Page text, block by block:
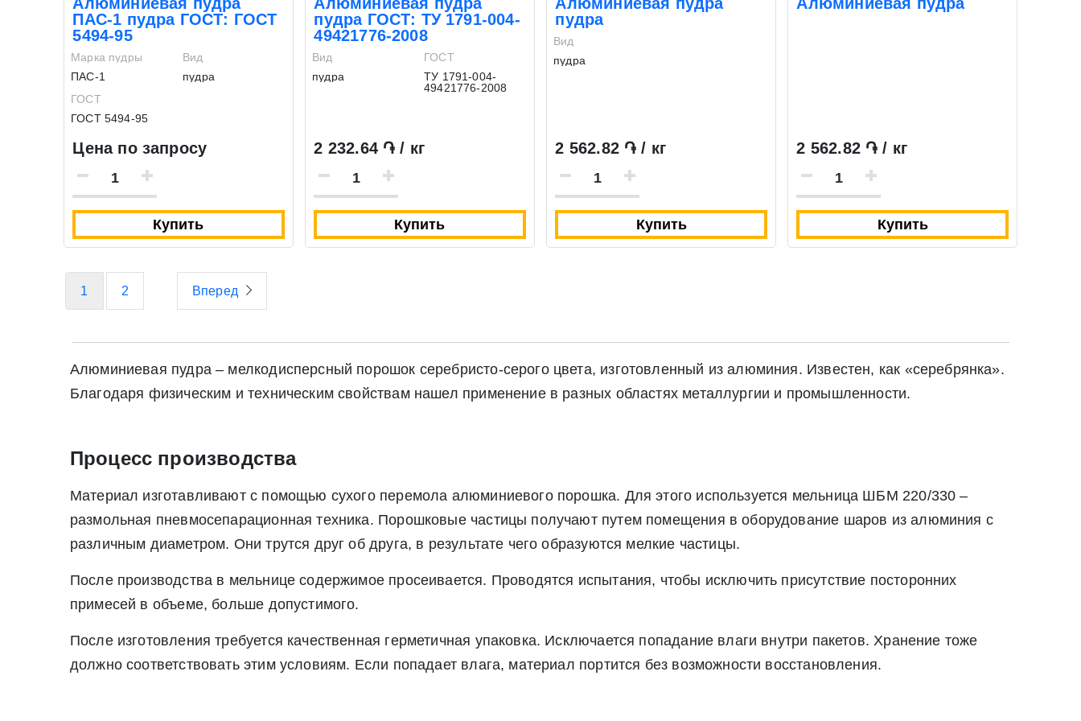
ПАС-1 пудра ГОСТ: ГОСТ
5494-95
Марка пудры
ПАС-1
Вид
пудра
ГОСТ
ГОСТ 5494-95
Цена по запросу
Купить
пудра ГОСТ: ТУ 1791-004-
49421776-2008
Вид
пудра
ГОСТ
ТУ 1791-004-
49421776-2008
2 232.64 ֏ / кг
Купить
пудра
Вид
пудра
2 562.82 ֏ / кг
Купить
2 562.82 ֏ / кг
Купить
1 2 Вперед
Алюминиевая пудра – мелкодисперсный порошок серебристо-серого цвета, изготовленный из алюминия. Известен, как «серебрянка».
Благодаря физическим и техническим свойствам нашел применение в разных областях металлургии и промышленности.
Процесс производства
Материал изготавливают с помощью сухого перемола алюминиевого порошка. Для этого используется мельница ШБМ 220/330 –
размольная пневмосепарационная техника. Порошковые частицы получают путем помещения в оборудование шаров из алюминия с
различным диаметром. Они трутся друг об друга, в результате чего образуются мелкие частицы.
После производства в мельнице содержимое просеивается. Проводятся испытания, чтобы исключить присутствие посторонних
примесей в объеме, больше допустимого.
После изготовления требуется качественная герметичная упаковка. Исключается попадание влаги внутри пакетов. Хранение тоже
должно соответствовать этим условиям. Если попадает влага, материал портится без возможности восстановления.